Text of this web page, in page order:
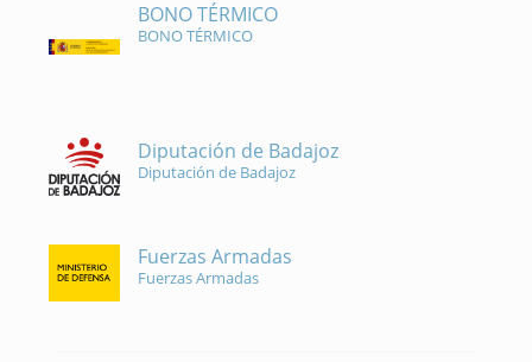
BONO TÉRMICO
BONO TÉRMICO
Diputación de Badajoz
Diputación de Badajoz
Fuerzas Armadas
Fuerzas Armadas